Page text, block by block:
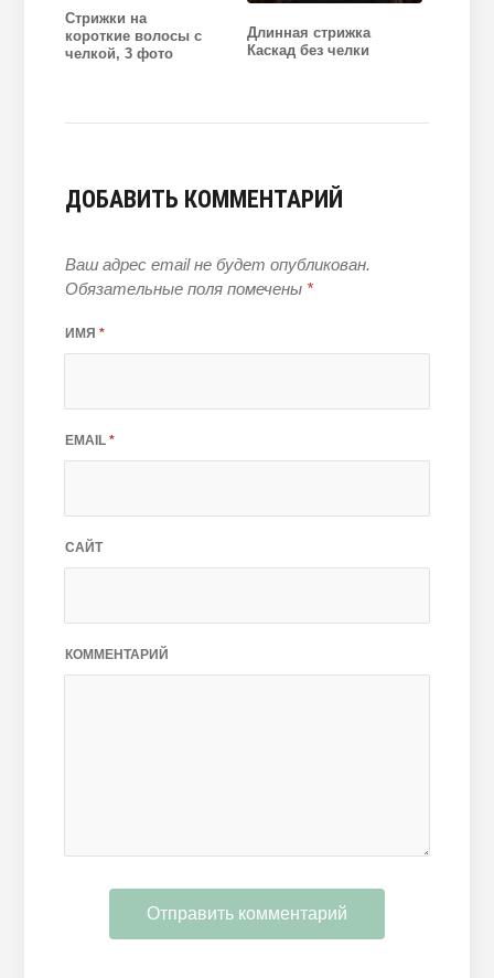
Стрижки на
короткие волосы с
челкой, 3 фото
Длинная стрижка
Каскад без челки
ДОБАВИТЬ КОММЕНТАРИЙ
Ваш адрес email не будет опубликован.
Обязательные поля помечены *
ИМЯ *
EMAIL *
САЙТ
КОММЕНТАРИЙ